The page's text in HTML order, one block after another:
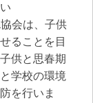
会は、子供
ることを目
供と思春期
学校の環境
を行いま